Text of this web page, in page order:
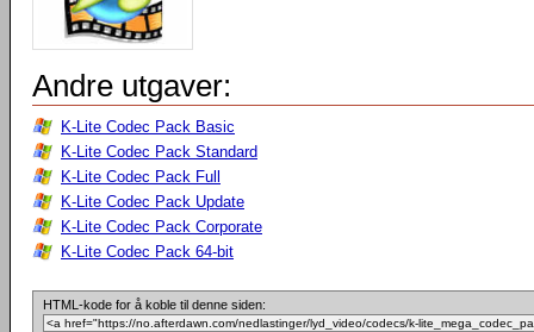
Andre utgaver:
K-Lite Codec Pack Basic
K-Lite Codec Pack Standard
K-Lite Codec Pack Full
K-Lite Codec Pack Update
K-Lite Codec Pack Corporate
K-Lite Codec Pack 64-bit
HTML-kode for å koble til denne siden: